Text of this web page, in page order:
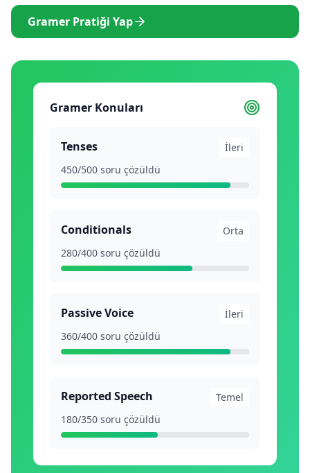
Gramer Pratiği Yap
Gramer Konuları
Tenses
İleri
450/500 soru çözüldü
Conditionals
Orta
280/400 soru çözüldü
Passive Voice
İleri
360/400 soru çözüldü
Reported Speech
Temel
180/350 soru çözüldü